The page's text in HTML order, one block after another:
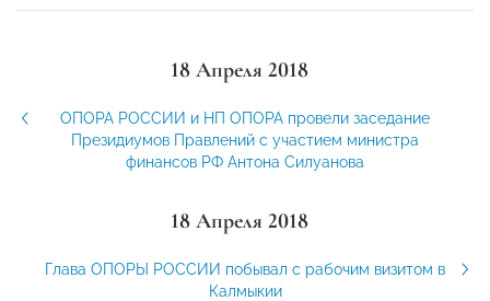
18 Апреля 2018
ОПОРА РОССИИ и НП ОПОРА провели заседание
Президиумов Правлений с участием министра
финансов РФ Антона Силуанова
18 Апреля 2018
Глава ОПОРЫ РОССИИ побывал с рабочим визитом в
Калмыкии